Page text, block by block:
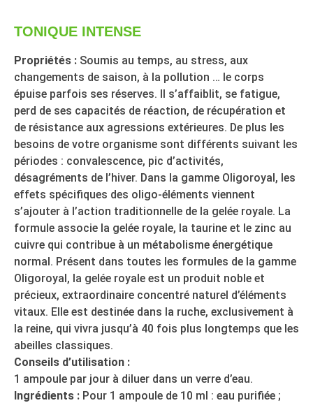
TONIQUE INTENSE
Propriétés : Soumis au temps, au stress, aux
changements de saison, à la pollution … le corps
épuise parfois ses réserves. Il s’affaiblit, se fatigue,
perd de ses capacités de réaction, de récupération et
de résistance aux agressions extérieures. De plus les
besoins de votre organisme sont différents suivant les
périodes : convalescence, pic d’activités,
désagréments de l’hiver. Dans la gamme Oligoroyal, les
effets spécifiques des oligo-éléments viennent
s’ajouter à l’action traditionnelle de la gelée royale. La
formule associe la gelée royale, la taurine et le zinc au
cuivre qui contribue à un métabolisme énergétique
normal. Présent dans toutes les formules de la gamme
Oligoroyal, la gelée royale est un produit noble et
précieux, extraordinaire concentré naturel d’éléments
vitaux. Elle est destinée dans la ruche, exclusivement à
la reine, qui vivra jusqu’à 40 fois plus longtemps que les
abeilles classiques.
Conseils d’utilisation :
1 ampoule par jour à diluer dans un verre d’eau.
Ingrédients : Pour 1 ampoule de 10 ml : eau purifiée ;